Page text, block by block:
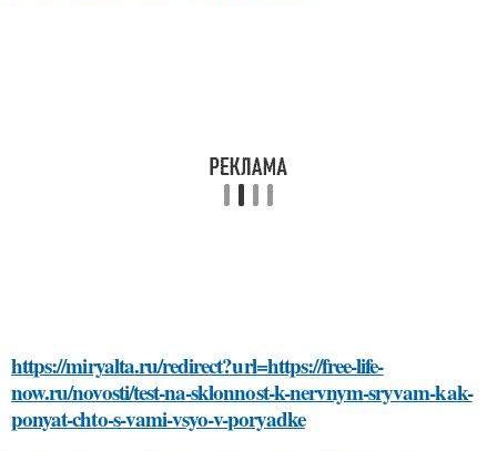
https://miryalta.ru/redirect?url=https://free-life-
now.ru/novosti/test-na-sklonnost-k-nervnym-sryvam-kak-
ponyat-chto-s-vami-vsyo-v-poryadke